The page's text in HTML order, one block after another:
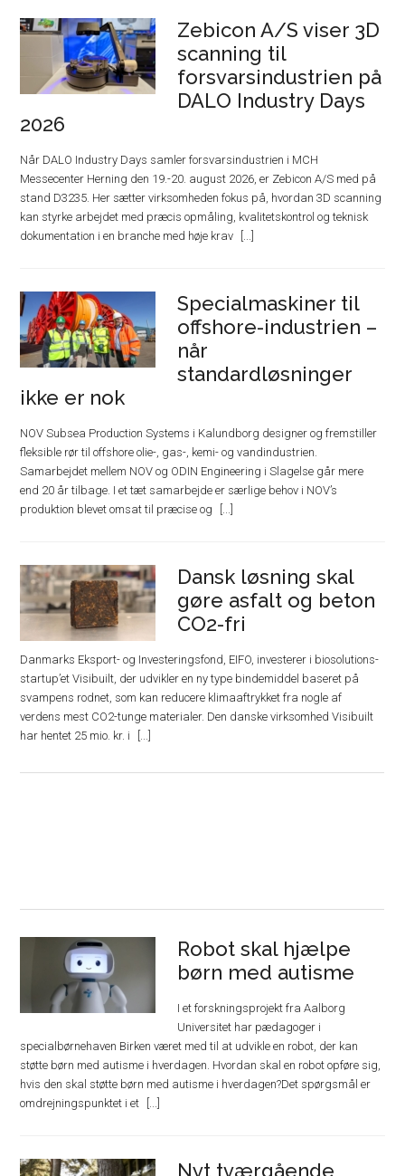
Zebicon A/S viser 3D
scanning til
forsvarsindustrien på
DALO Industry Days
2026
Når DALO Industry Days samler forsvarsindustrien i MCH
Messecenter Herning den 19.-20. august 2026, er Zebicon A/S med på
stand D3235. Her sætter virksomheden fokus på, hvordan 3D scanning
kan styrke arbejdet med præcis opmåling, kvalitetskontrol og teknisk
dokumentation i en branche med høje krav
Specialmaskiner til
offshore-industrien –
når
standardløsninger
ikke er nok
NOV Subsea Production Systems i Kalundborg designer og fremstiller
fleksible rør til offshore olie-, gas-, kemi- og vandindustrien.
Samarbejdet mellem NOV og ODIN Engineering i Slagelse går mere
end 20 år tilbage. I et tæt samarbejde er særlige behov i NOV’s
produktion blevet omsat til præcise og
Dansk løsning skal
gøre asfalt og beton
CO2-fri
Danmarks Eksport- og Investeringsfond, EIFO, investerer i biosolutions-
startup’et Visibuilt, der udvikler en ny type bindemiddel baseret på
svampens rodnet, som kan reducere klimaaftrykket fra nogle af
verdens mest CO2-tunge materialer. Den danske virksomhed Visibuilt
har hentet 25 mio. kr. i
Robot skal hjælpe
børn med autisme
I et forskningsprojekt fra Aalborg
Universitet har pædagoger i
specialbørnehaven Birken været med til at udvikle en robot, der kan
støtte børn med autisme i hverdagen. Hvordan skal en robot opføre sig,
hvis den skal støtte børn med autisme i hverdagen?Det spørgsmål er
omdrejningspunktet i et
Nyt tværgående